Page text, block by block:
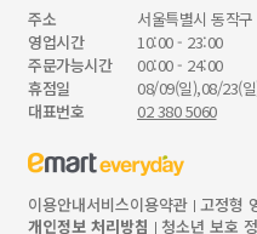
주소
서울특별시 동작
영업시간
10:00 - 23:00
주문가능시간
00:00 - 24:00
휴점일
08/09(일),08/23(
대표번호
02 380 5060
이용안내서비스이용약관 고정형
개인정보 처리방침
청소년 보호